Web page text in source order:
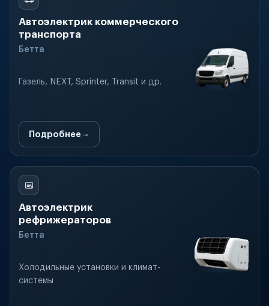
Автоэлектрик коммерческого
транспорта
Бетта
Газель, NEXT, Sprinter, Transit и др.
Подробнее
Автоэлектрик
рефрижераторов
Бетта
Холодильные установки и климат-
системы